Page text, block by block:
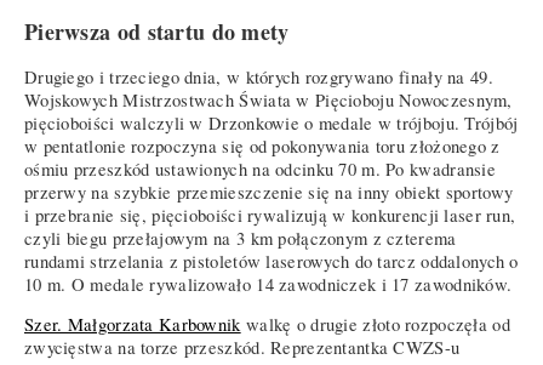
Pierwsza od startu do mety
Drugiego i trzeciego dnia, w których rozgrywano finały na 49.
Wojskowych Mistrzostwach Świata w Pięcioboju Nowoczesnym,
pięcioboiści walczyli w Drzonkowie o medale w trójboju. Trójbój
w pentatlonie rozpoczyna się od pokonywania toru złożonego z
ośmiu przeszkód ustawionych na odcinku 70 m. Po kwadransie
przerwy na szybkie przemieszczenie się na inny obiekt sportowy
i przebranie się, pięcioboiści rywalizują w konkurencji laser run,
czyli biegu przełajowym na 3 km połączonym z czterema
rundami strzelania z pistoletów laserowych do tarcz oddalonych o
10 m. O medale rywalizowało 14 zawodniczek i 17 zawodników.
Szer. Małgorzata Karbownikwalkę o drugie złoto rozpoczęła od
zwycięstwa na torze przeszkód. Reprezentantka CWZS-u